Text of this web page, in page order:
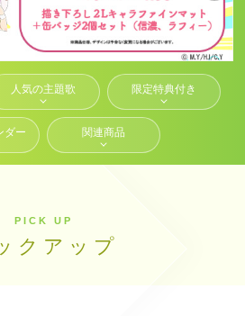
人気の主題歌 限定特典付き
ダー 関連商品
PICK UP
クアップ